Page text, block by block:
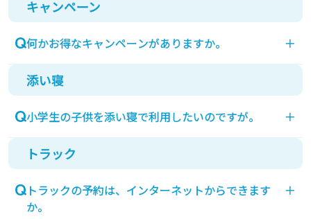
空席照会には、会員登録が必要です。会員登録後、
ご乗船日を選択いただき空席照会を確認いただけま
す。
キャンペーン
何かお得なキャンペーンがありますか。 ＋
ホームページの「キャンペーン・フェア」にてご確
認いただけます。
添い寝
小学生の子供を添い寝で利用したいのですが。 ＋
小学生は添い寝でご利用いただけません。乗船料金
が発生いたします。
大人1名に対し幼児(未就学児)1名が添い寝でご乗船
いただけます。
トラック
トラックの予約は、インターネットからできます
か。
＋